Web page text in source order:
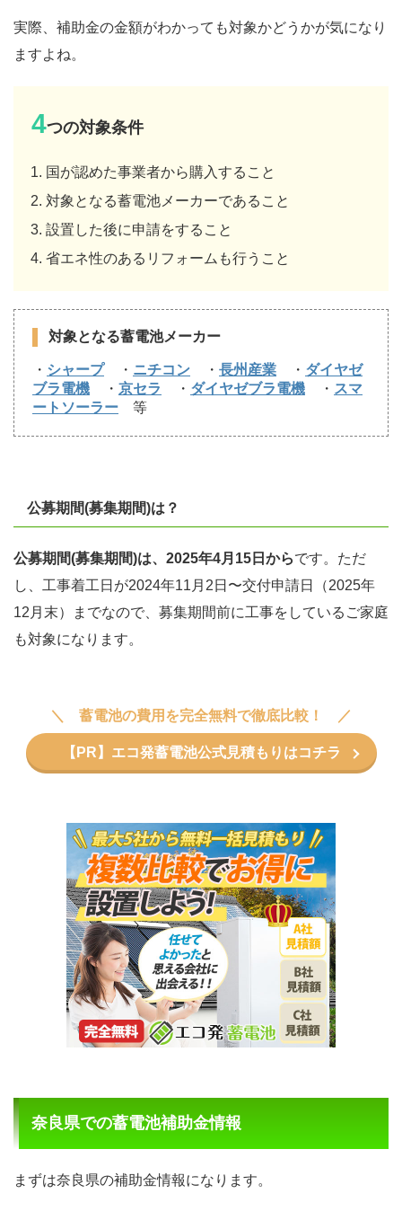
実際、補助金の金額がわかっても対象かどうかが気になり
ますよね。
4つの対象条件
国が認めた事業者から購入すること
対象となる蓄電池メーカーであること
設置した後に申請をすること
省エネ性のあるリフォームも行うこと
対象となる蓄電池メーカー
・ シャープ・ ニチコン ・ 長州産業 ・ ダイヤゼ
ブラ電機 ・ 京セラ ・ ダイヤゼブラ電機 ・ スマ
ートソーラー 等
公募期間(募集期間)は？
公募期間(募集期間)は、2025年4月15日からです。ただ
し、工事着工日が2024年11月2日〜交付申請日（2025年
12月末）までなので、募集期間前に工事をしているご家庭
も対象になります。
蓄電池の費用を完全無料で徹底比較！
【PR】エコ発蓄電池公式見積もりはコチラ
奈良県での蓄電池補助金情報
まずは奈良県の補助金情報になります。